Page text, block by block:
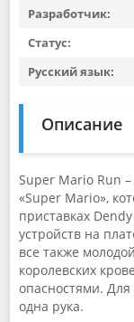
Разработчик:
Статус:
Русский язык:
Описание
Super Mario Run
«Super Mario»,
приставках
устройств на
все также
королевских
опасностями. Для
одна рука.